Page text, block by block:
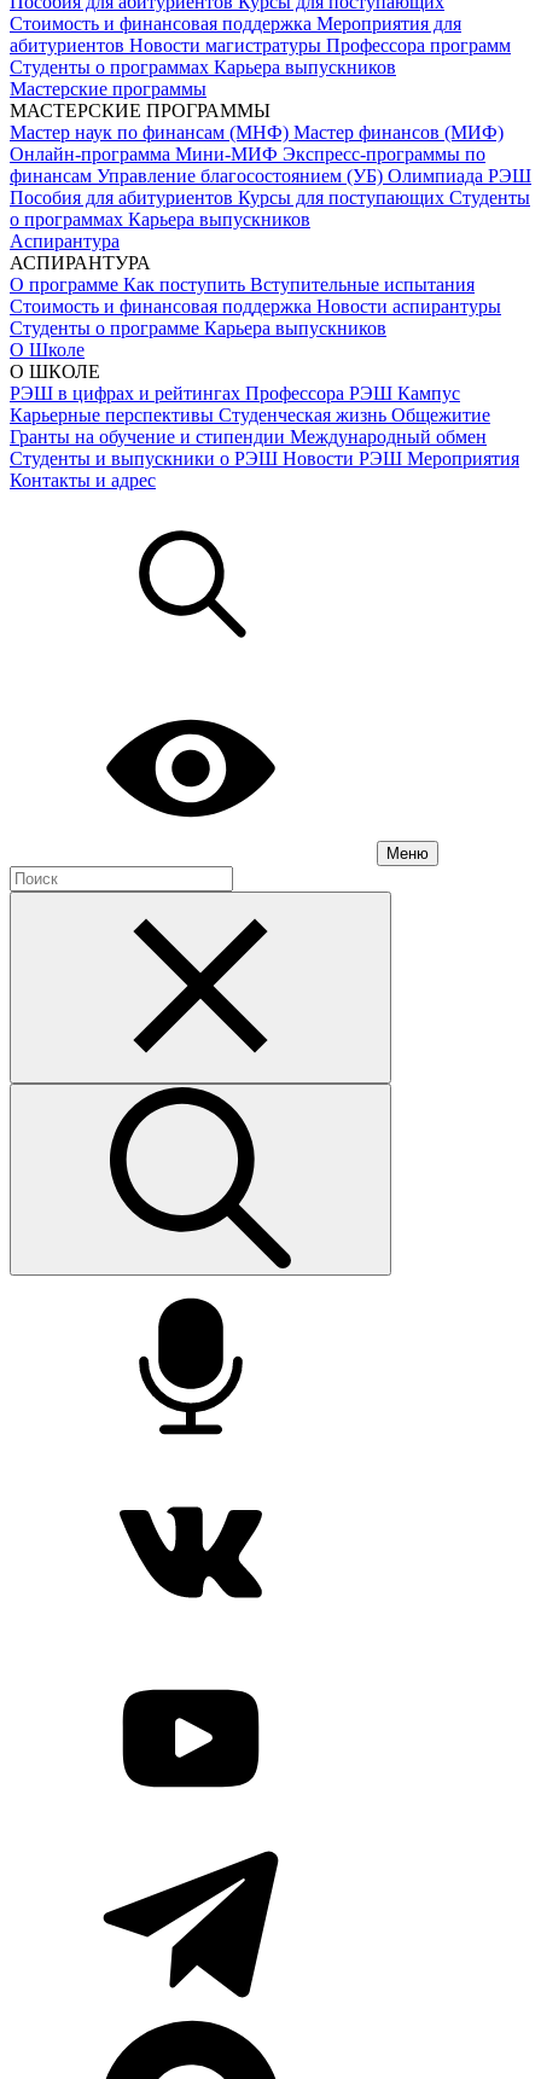
Стоимость и финансовая поддержка Мероприятия для
абитуриентов Новости магистратуры Профессора программ
Студенты о программах Карьера выпускников
Мастерские программы
МАСТЕРСКИЕ ПРОГРАММЫ
Мастер наук по финансам (МНФ) Мастер финансов (МИФ)
Онлайн-программа Мини-МИФ Экспресс-программы по
финансам Управление благосостоянием (УБ) Олимпиада РЭШ
Пособия для абитуриентов Курсы для поступающих Студенты
о программах Карьера выпускников
Аспирантура
АСПИРАНТУРА
О программе Как поступить Вступительные испытания
Стоимость и финансовая поддержка Новости аспирантуры
Студенты о программе Карьера выпускников
О Школе
О ШКОЛЕ
РЭШ в цифрах и рейтингах Профессора РЭШ Кампус
Карьерные перспективы Студенческая жизнь Общежитие
Гранты на обучение и стипендии Международный обмен
Студенты и выпускники о РЭШ Новости РЭШ Мероприятия
Контакты и адрес
Меню